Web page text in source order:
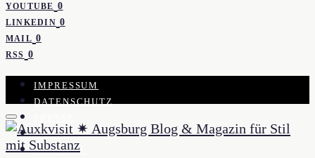
YOUTUBE 0
LINKEDIN 0
MAIL 0
RSS 0
IMPRESSUM
DATENSCHUTZ
KOOPERATION
KONTAKT